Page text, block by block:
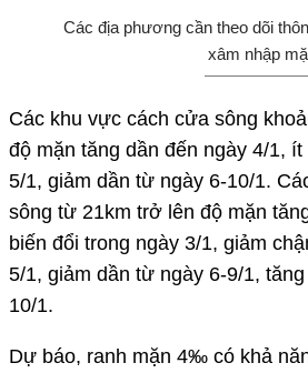
Các địa phương cần theo dõi
xâm nhập
Các khu vực cách cửa sông
độ mặn tăng dần đến ngày 4/1,
5/1, giảm dần từ ngày 6-10/1.
sông từ 21km trở lên độ mặn
biến đổi trong ngày 3/1, giảm
5/1, giảm dần từ ngày 6-9/1,
10/1.
Dự báo, ranh mặn 4‰ có khả